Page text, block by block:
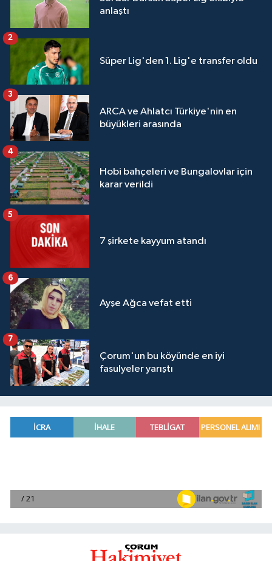
anlaştı
Süper Lig'den 1. Lig'e transfer oldu
2
ARCA ve Ahlatcı Türkiye'nin en
büyükleri arasında
3
Hobi bahçeleri ve Bungalovlar için
karar verildi
4
7 şirkete kayyum atandı
5
Ayşe Ağca vefat etti
6
Çorum'un bu köyünde en iyi
fasulyeler yarıştı
7